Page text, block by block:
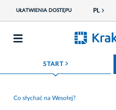
UŁATWIENIA DOSTĘPU PL
START ROZWIŃ MENU
Co słychać na Wesołej?